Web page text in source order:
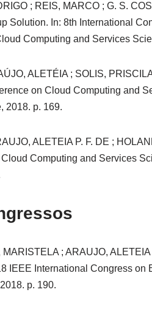
; REIS, MARCO ; G. S.
Solution. In: 8th International
Computing and Services
ALETÉIA ; SOLIS,
on Cloud Computing and
2018. p. 169.
ALETEIA P. F. DE ;
Computing and Services
; ARAUJO,
IEEE International Congress
p. 190.